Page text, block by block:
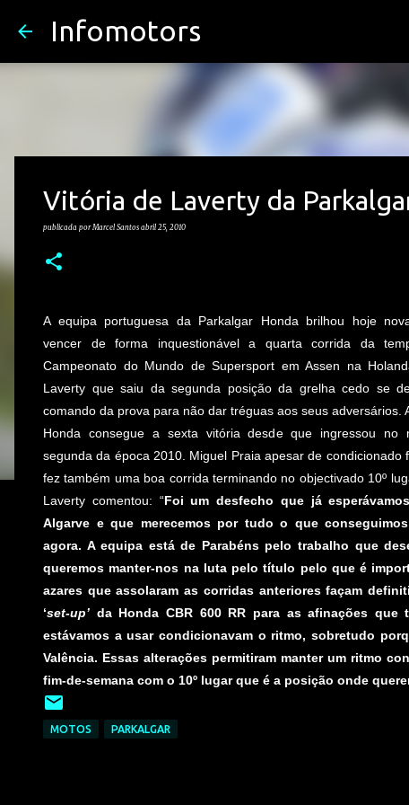
Infomotors
Vitória de Laverty da
publicada porMarcel Santos abril 25, 2010
A equipa portuguesa da Parkalgar Honda brilhou hoje
vencer de forma inquestionável a quarta corrida da
Campeonato do Mundo de Supersport em Assen na
Laverty que saiu da segunda posição da grelha cedo se
comando da prova para não dar tréguas aos seus adversários.
Honda consegue a sexta vitória desde que ingressou no
segunda da época 2010. Miguel Praia apesar de condicionado
fez também uma boa corrida terminando no objectivado 10º
Laverty comentou: “Foi um desfecho que já
Algarve e que merecemos por tudo o que
agora. A equipa está de Parabéns pelo trabalho que
queremos manter-nos na luta pelo título pelo que é
azares que assolaram as corridas anteriores façam
‘set-up’ da Honda CBR 600 RR para as afinações
estávamos a usar condicionavam o ritmo, sobretudo
Valência. Essas alterações permitiram manter um ritmo
fim-de-semana com o 10º lugar que é a posição onde
MOTOS PARKALGAR